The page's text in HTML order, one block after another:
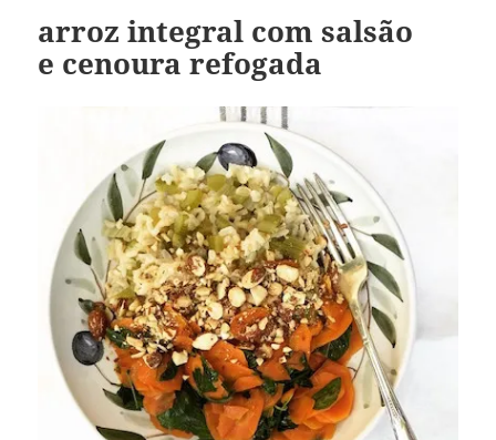
arroz integral com salsão
e cenoura refogada